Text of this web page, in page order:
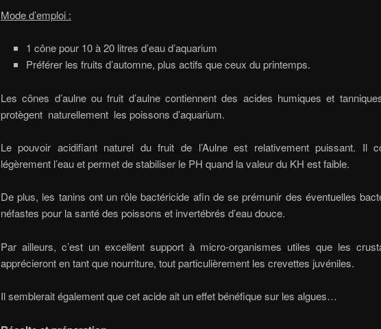
Mode d’emploi :
1 cône pour 10 à 20 litres d’eau d’aquarium
Préférer les fruits d’automne, plus actifs que ceux du printemps.
Les cônes d’aulne ou fruit d’aulne contiennent des acides humiques et
protègent naturellement les poissons d’aquarium.
Le pouvoir acidifiant naturel du fruit de l’Aulne est relativement puissant. Il
légèrement l’eau et permet de stabiliser le PH quand la valeur du KH est faible.
De plus, les tanins ont un rôle bactéricide afin de se prémunir des éventuelles
néfastes pour la santé des poissons et invertébrés d’eau douce.
Par ailleurs, c’est un excellent support à micro-organismes utiles que les
apprécieront en tant que nourriture, tout particulièrement les crevettes juvéniles.
Il semblerait également que cet acide ait un effet bénéfique sur les algues…